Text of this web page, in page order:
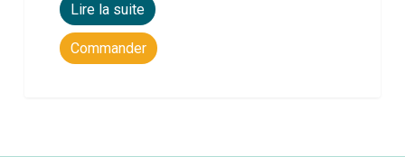
Lire la suite
Commander